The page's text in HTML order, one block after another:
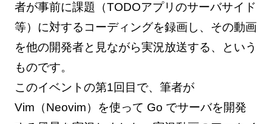
者が事前に課題（TODOアプリのサーバサイド
等）に対するコーディングを録画し、その動画
を他の開発者と見ながら実況放送する、という
ものです。
このイベントの第1回目で、筆者が
Vim（Neovim）を使って Go でサーバを開発